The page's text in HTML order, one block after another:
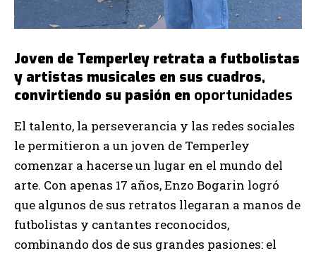
Joven de Temperley retrata a futbolistas
y artistas musicales en sus cuadros,
convirtiendo su pasión en oportunidades
El talento, la perseverancia y las redes sociales
le permitieron a un joven de Temperley
comenzar a hacerse un lugar en el mundo del
arte. Con apenas 17 años, Enzo Bogarin logró
que algunos de sus retratos llegaran a manos de
futbolistas y cantantes reconocidos,
combinando dos de sus grandes pasiones: el